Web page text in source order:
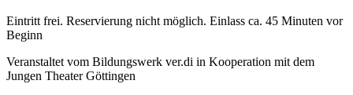
Eintritt frei. Reservierung nicht möglich. Einlass ca. 45 Minuten vor
Beginn
Veranstaltet vom Bildungs­werk ver.di in Kooperation mit dem
Jungen Theater Göttingen